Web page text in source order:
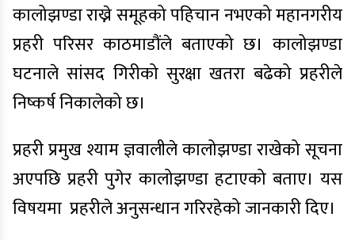
कालोझण्डा राख्ने समूहको पहिचान नभएको महानगरीय
प्रहरी परिसर काठमाडौंले बताएको छ। कालोझण्डा
घटनाले सांसद गिरीको सुरक्षा खतरा बढेको प्रहरीले
निष्कर्ष निकालेको छ।
प्रहरी प्रमुख श्याम ज्ञवालीले कालोझण्डा राखेको सूचना
अएपछि प्रहरी पुगेर कालोझण्डा हटाएको बताए। यस
विषयमा प्रहरीले अनुसन्धान गरिरहेको जानकारी दिए।